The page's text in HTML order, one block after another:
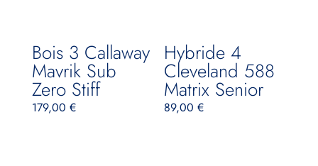
Bois 3 Callaway
Mavrik Sub
Zero Stiff
179,00 €
Hybride 4
Cleveland 588
Matrix Senior
89,00€